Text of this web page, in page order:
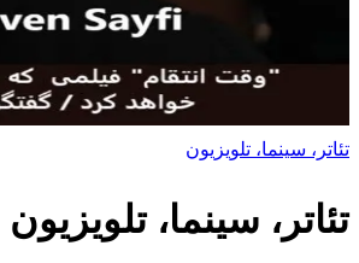
تئاتر، سینما، تلویزیون
تئاتر، سینما، تلویزیون